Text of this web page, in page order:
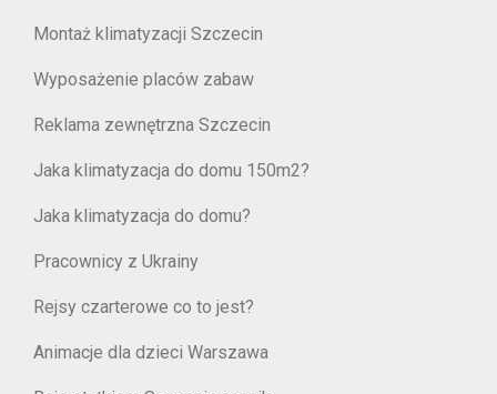
Montaż klimatyzacji Szczecin
Wyposażenie placów zabaw
Reklama zewnętrzna Szczecin
Jaka klimatyzacja do domu 150m2?
Jaka klimatyzacja do domu?
Pracownicy z Ukrainy
Rejsy czarterowe co to jest?
Animacje dla dzieci Warszawa